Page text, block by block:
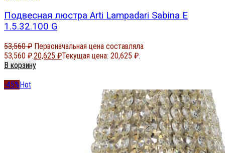
Подвесная люстра Arti Lampadari Sabina E
1.5.32.100 G
53,560₽ Первоначальная цена составляла
53,560 ₽.20,625 ₽Текущая цена: 20,625 ₽.
В корзину
-45%Hot